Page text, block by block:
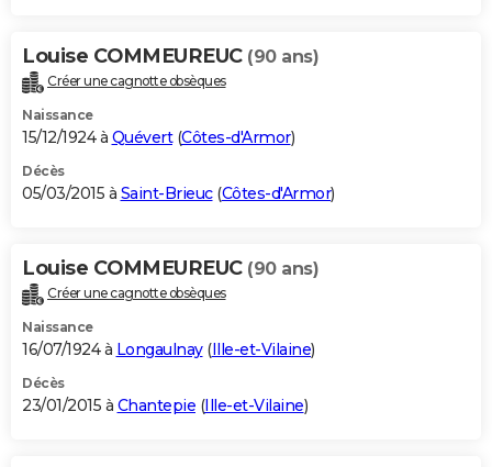
Louise COMMEUREUC (90 ans)
Créer une cagnotte obsèques
Naissance
15/12/1924 à Quévert(Côtes-d'Armor)
Décès
05/03/2015 à Saint-Brieuc(Côtes-d'Armor)
Louise COMMEUREUC (90 ans)
Créer une cagnotte obsèques
Naissance
16/07/1924 à Longaulnay(Ille-et-Vilaine)
Décès
23/01/2015 à Chantepie (Ille-et-Vilaine)